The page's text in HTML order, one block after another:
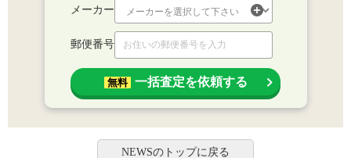
メーカー
郵便番号
無料 一括査定を依頼する
NEWSのトップに戻る